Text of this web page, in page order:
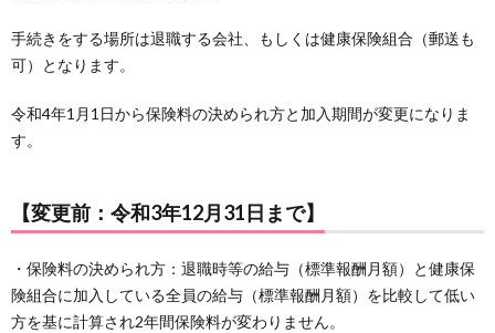
手続きをする場所は退職する会社、もしくは健康保険組合（郵送も
可）となります。
令和4年1月1日から保険料の決められ方と加入期間が変更になりま
す。
【変更前：令和3年12月31日まで】
・保険料の決められ方：退職時等の給与（標準報酬月額）と健康保
険組合に加入している全員の給与（標準報酬月額）を比較して低い
方を基に計算され2年間保険料が変わりません。